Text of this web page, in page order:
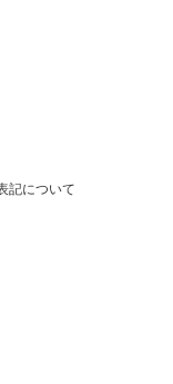
記について